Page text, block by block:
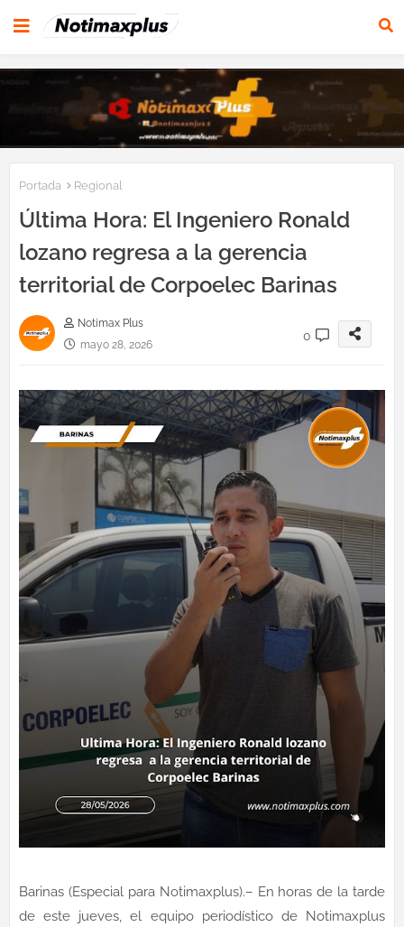
Portada Regional
Última Hora: El Ingeniero Ronald
lozano regresa a la gerencia
territorial de Corpoelec Barinas
Notimax Plus
mayo 28, 2026
0
Barinas (Especial para Notimaxplus).– En horas de la tarde
de este jueves, el equipo periodístico de Notimaxplus